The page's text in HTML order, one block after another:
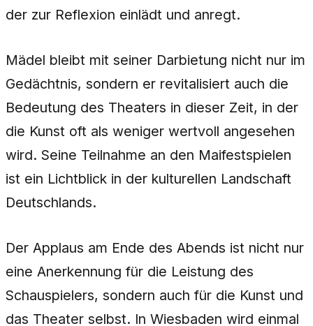
der zur Reflexion einlädt und anregt.
Mädel bleibt mit seiner Darbietung nicht nur im
Gedächtnis, sondern er revitalisiert auch die
Bedeutung des Theaters in dieser Zeit, in der
die Kunst oft als weniger wertvoll angesehen
wird. Seine Teilnahme an den Maifestspielen
ist ein Lichtblick in der kulturellen Landschaft
Deutschlands.
Der Applaus am Ende des Abends ist nicht nur
eine Anerkennung für die Leistung des
Schauspielers, sondern auch für die Kunst und
das Theater selbst. In Wiesbaden wird einmal